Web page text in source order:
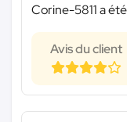
Corine-5811 a
Avis du client